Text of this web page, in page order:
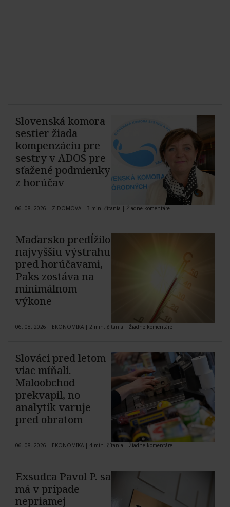
Slovenská komora
sestier žiada
kompenzáciu pre
sestry v ADOS pre
sťažené podmienky
z horúčav
06. 08. 2026 | Z DOMOVA | 3 min. čítania | Žiadne komentáre
Maďarsko predĺžilo
najvyššiu výstrahu
pred horúčavami,
Paks zostáva na
minimálnom
výkone
06. 08. 2026 | EKONOMIKA | 2 min. čítania | Žiadne komentáre
Slováci pred letom
viac míňali.
Maloobchod
prekvapil, no
analytik varuje
pred obratom
06. 08. 2026 | EKONOMIKA | 4 min. čítania | Žiadne komentáre
Exsudca Pavol P. sa
má v prípade
nepriamej